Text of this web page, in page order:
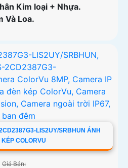
Kim loại + Nhựa.
Và Loa.
LIS2UY/SRBHUN ÁNH
COLORVU
Giá Bán: